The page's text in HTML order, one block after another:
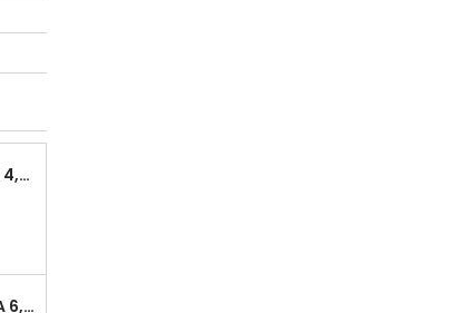
KABELBAND 186 X 4,8MM TY25MX TY-RAP SVARTA 1000 ST
FLATSTIFTSHYLSA 6,3X0,8 1,0-2,5 MM² 100ST NABB